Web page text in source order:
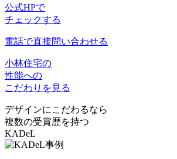
公式HPで
チェックする
電話で直接問い合わせる
小林住宅の
性能への
こだわりを見る
デザインにこだわるなら
複数の受賞歴を持つ
KADeL